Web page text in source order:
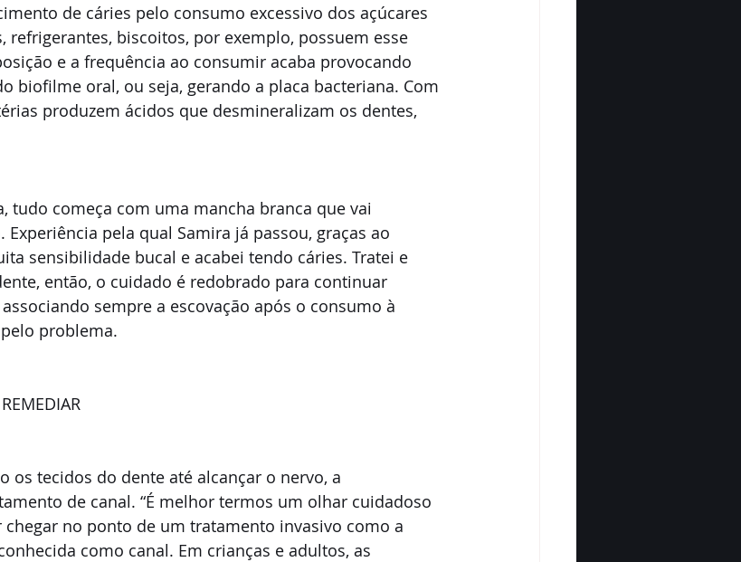
de cáries pelo consumo excessivo dos açúcares
refrigerantes, biscoitos, por exemplo, possuem esse
e a frequência ao consumir acaba provocando
biofilme oral, ou seja, gerando a placa bacteriana. Com
produzem ácidos que desmineralizam os dentes,
tudo começa com uma mancha branca que vai
pela qual Samira já passou, graças ao
sensibilidade bucal e acabei tendo cáries. Tratei e
então, o cuidado é redobrado para continuar
sempre a escovação após o consumo à
problema.
os tecidos do dente até alcançar o nervo, a
de canal. “É melhor termos um olhar cuidadoso
chegar no ponto de um tratamento invasivo como a
como canal. Em crianças e adultos, as